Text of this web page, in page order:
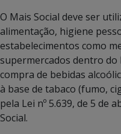
O Mais Social deve ser
alimentação, higiene
estabelecimentos como
supermercados dentro do
compra de bebidas
à base de tabaco (fumo,
pela Lei nº 5.639, de 5 de
Social.